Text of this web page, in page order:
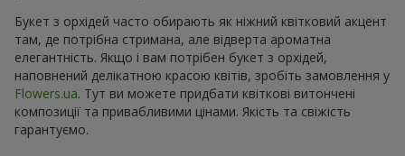
Букет з орхідей часто обирають як ніжний квітковий акцент
там, де потрібна стримана, але відверта ароматна
елегантність. Якщо і вам потрібен букет з орхідей,
наповнений делікатною красою квітів, зробіть замовлення у
Flowers.ua. Тут ви можете придбати квіткові витончені
композиції та привабливими цінами. Якість та свіжість
гарантуємо.